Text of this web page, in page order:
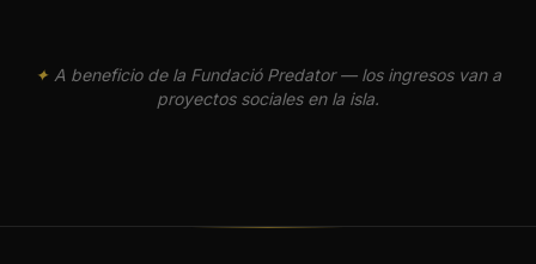
✦ A beneficio de la Fundació Predator — los ingresos van a
proyectos sociales en la isla.